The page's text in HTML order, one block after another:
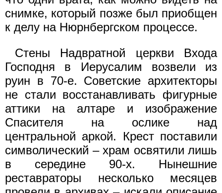
снимке, который позже был приобщен
к делу на Нюрнбергском процессе.
Стены Надвратной церкви Входа
Господня в Иерусалим возвели из
руин в 70-е. Советские архитекторы
не стали восстанавливать фигурные
аттики на алтаре и изображение
Спасителя на ослике над
центральной аркой. Крест поставили
символический – храм освятили лишь
в середине 90-х. Нынешние
реставраторы несколько месяцев